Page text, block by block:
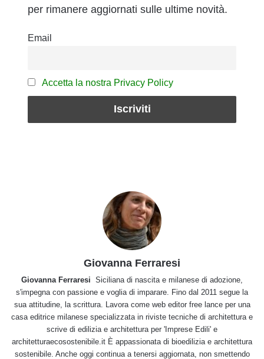
per rimanere aggiornati sulle ultime novità.
Email
Accetta la nostra Privacy Policy
Giovanna Ferraresi
Giovanna Ferraresi Siciliana di nascita e milanese di adozione,
s'impegna con passione e voglia di imparare. Fino dal 2011 segue la
sua attitudine, la scrittura. Lavora come web editor free lance per una
casa editrice milanese specializzata in riviste tecniche di architettura e
scrive di edilizia e architettura per 'Imprese Edili' e
architetturaecosostenibile.it È appassionata di bioedilizia e architettura
sostenibile. Anche oggi continua a tenersi aggiornata, non smettendo